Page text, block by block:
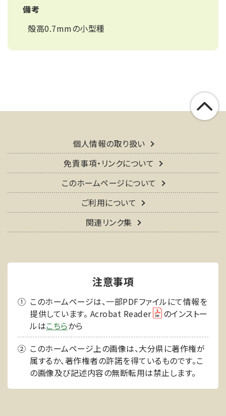
備考
殻高0.7mmの小型種
個人情報の取り扱い
免責事項・リンクについて
このホームページについて
ご利用について
関連リンク集
注意事項
このホームページは、一部PDFファイルにて情報を
提供しています。 Acrobat Reader
のインストー
ルはこちらから
このホームページ上の画像は、大分県に著作権が
属するか、著作権者の許諾を得ているものです。こ
の画像及び記述内容の無断転用は禁止します。